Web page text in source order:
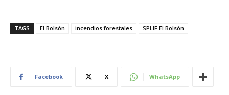
TAGS El Bolsón incendios forestales SPLIF El Bolsón
Facebook X WhatsApp